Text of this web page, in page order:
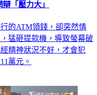
「壓力大」
的ATM領錢，卻突然情
猛砸提款機，導致螢幕破
精神狀況不好，才會犯
萬元。